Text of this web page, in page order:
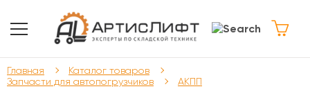
Главная
Каталог товаров
Запчасти для автопогрузчиков
АКПП